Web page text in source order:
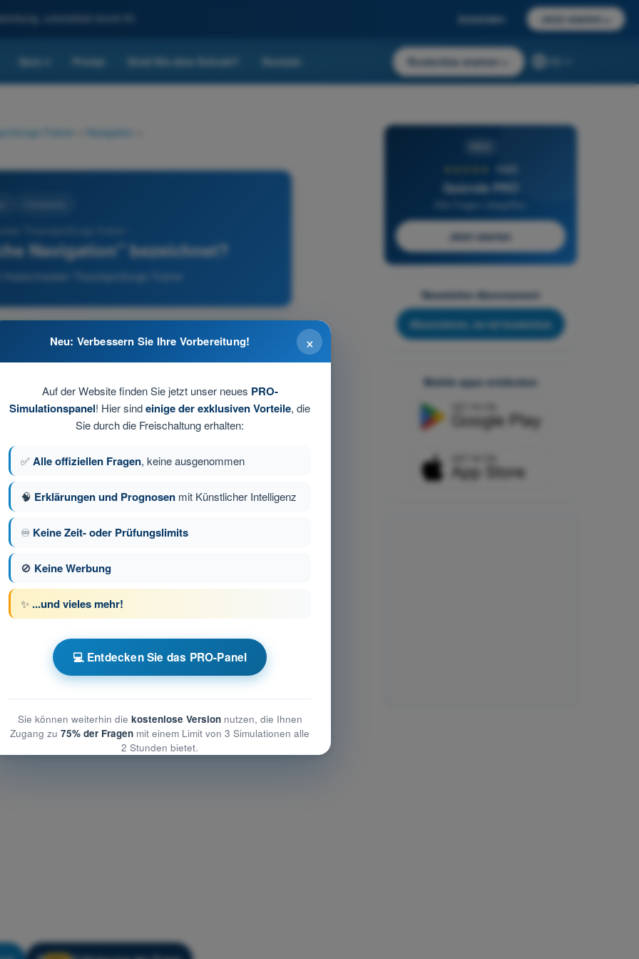
unterstützt durch KI. Anmelden Jetzt starten
Quiz Preise Sind Sie eine Schule? Kontakt Kostenlos starten
Trainer Navigation
Navigation" bezeichnet?
Theorieprüfungs-Trainer
132 von 231
PPL(H) Hubschrauber
Trainer - Navigation
- Navigation
- Navigation
4,6/5
Quizvds PRO
Alle Fragen inbegriffen
Jetzt starten
Newsletter-Abonnement
Abonnieren, es ist kostenlos
Mobile apps entdecken
×
Neu: Verbessern Sie Ihre Vorbereitung!
Auf der Website finden Sie jetzt unser neues PRO-
Simulationspanel! Hier sindeinige der exklusiven Vorteile, die
Sie durch die Freischaltung erhalten:
✅Alle offiziellen Fragen, keine ausgenommen
🧠 Erklärungen und Prognosen mit Künstlicher Intelligenz
♾️ Keine Zeit- oder Prüfungslimits
🚫 Keine Werbung
✨ ...und vieles mehr!
💻 Entdecken Sie das PRO-Panel
Sie können weiterhin die kostenlose Versionnutzen, die Ihnen
Zugang zu 75% der Fragen mit einem Limit von 3 Simulationen alle
2 Stunden bietet.